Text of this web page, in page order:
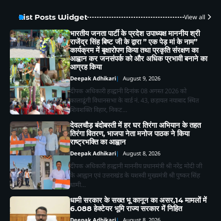
List Posts Widget View all
भारतीय जनता पार्टी के प्रदेश उपाध्यक्ष माननीय श्री
राजेंद्र सिंह बिष्ट जी के द्वारा ” एक पेड़ मां के नाम”
कार्यक्रम में बृक्षारोपण किया तथा प्रकृति संरक्षण का
आह्वान कर जनसंपर्क को और अधिक प्रभावी बनाने का
आग्रह किया
Deepak Adhikari August 9, 2026
दीपक अधिकारी हल्द्वानी दिनांक 08 अगस्त 2026 को
कालाढूंगी विधानसभा के वार्ड नं. 43, छड़ायल नयाबाद स्थित
शिवशक्ति विहार, निकट…
देवलचौड़ बंदोबस्ती में हर घर तिरंगा अभियान के तहत
तिरंगा वितरण, भाजपा नेता मनोज पाठक ने किया
राष्ट्रभक्ति का आह्वान
Deepak Adhikari August 8, 2026
दीपक अधिकारी हल्द्वानी माननीय प्रधानमंत्री श्री नरेंद्र मोदी जी
के आह्वान एवं उत्तराखंड के यशस्वी मुख्यमंत्री श्री पुष्कर सिंह
धामी…
धामी सरकार के सख्त भू कानून का असर,14 मामलों में
6.088 हेक्टेयर भूमि राज्य सरकार में निहित
Deepak Adhikari August 8, 2026